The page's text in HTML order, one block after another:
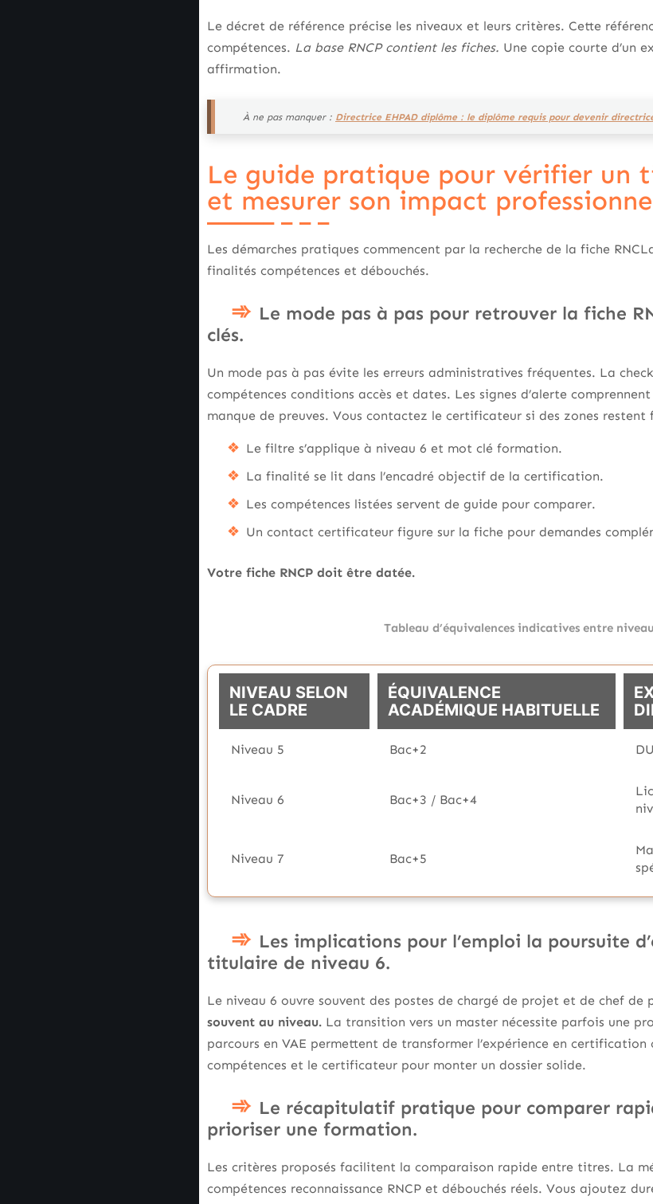
Le décret de référence précise les niveaux et leurs critères. Cette
compétences. La base RNCP contient les fiches. Une copie courte d’un
affirmation.
À ne pas manquer : Directrice EHPAD diplôme : le diplôme requis pour devenir
Le guide pratique pour vérifier un
et mesurer son impact
Les démarches pratiques commencent par la recherche de la fiche
finalités compétences et débouchés.
Le mode pas à pas pour retrouver la fiche
clés.
Un mode pas à pas évite les erreurs administratives fréquentes. La
compétences conditions accès et dates. Les signes d’alerte
manque de preuves. Vous contactez le certificateur si des zones restent
Le filtre s’applique à niveau 6 et mot clé formation.
La finalité se lit dans l’encadré objectif de la certification.
Les compétences listées servent de guide pour comparer.
Un contact certificateur figure sur la fiche pour demandes
Votre fiche RNCP doit être datée.
Tableau d’équivalences indicatives entre
NIVEAU SELON
LE CADRE
ÉQUIVALENCE
ACADÉMIQUE HABITUELLE
Niveau 5 Bac+2
Niveau 6 Bac+3 / Bac+4
Niveau 7 Bac+5
Les implications pour l’emploi la poursuite
titulaire de niveau 6.
Le niveau 6 ouvre souvent des postes de chargé de projet et de chef de
souvent au niveau. La transition vers un master nécessite parfois une
parcours en VAE permettent de transformer l’expérience en
compétences et le certificateur pour monter un dossier solide.
Le récapitulatif pratique pour comparer
prioriser une formation.
Les critères proposés facilitent la comparaison rapide entre titres. La
compétences reconnaissance RNCP et débouchés réels. Vous ajoutez